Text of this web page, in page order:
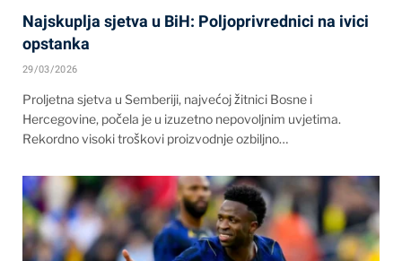
Najskuplja sjetva u BiH: Poljoprivrednici na ivici
opstanka
29/03/2026
Proljetna sjetva u Semberiji, najvećoj žitnici Bosne i
Hercegovine, počela je u izuzetno nepovoljnim uvjetima.
Rekordno visoki troškovi proizvodnje ozbiljno…